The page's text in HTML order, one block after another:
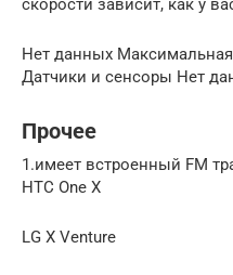
Нет данных
Датчики и сенсоры Нет
Прочее
1.имеет встроенный FM
HTC One X
LG X Venture